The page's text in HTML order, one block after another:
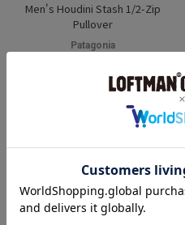
Men's Houdini Stash 1/2-Zip
Pullover
Patagonia